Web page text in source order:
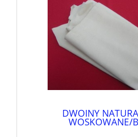
DWOINY
WOSKOWANE/